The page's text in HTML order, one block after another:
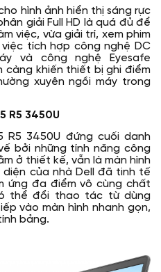
hình ảnh hiển thị sáng rực
giải Full HD là quá đủ để
việc, vừa giải trí, xem phim
tích hợp công nghệ DC
và công nghệ Eyesafe
càng khiến thiết bị ghi điểm
xuyên ngồi máy trong
R5 3450U
R5 3450U đứng cuối danh
bởi những tính năng công
ở thiết kế, vẫn là màn hình
diện của nhà Dell đã tinh tế
ứng đa điểm vô cùng chất
thể đổi thao tác từ dùng
vào màn hình nhanh gọn,
bảng.